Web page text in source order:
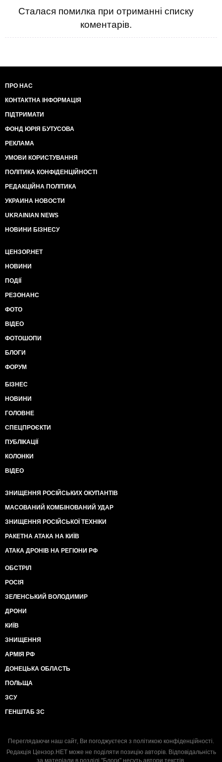
Сталася помилка при отриманні списку
коментарів.
ПРО НАС
КОНТАКТНА ІНФОРМАЦІЯ
ПІДТРИМАТИ
ФОНД ЮРІЯ БУТУСОВА
РЕКЛАМА
УМОВИ КОРИСТУВАННЯ
ПОЛІТИКА КОНФІДЕНЦІЙНОСТІ
РЕДАКЦІЙНА ПОЛІТИКА
УКРАИНА НОВОСТИ
UKRAINIAN NEWS
НОВИНИ БІЗНЕСУ
ЦЕНЗОР.НЕТ
НОВИНИ
ПОДІЇ
РЕЗОНАНС
ФОТО
ВІДЕО
ФОТОШОПИ
БЛОГИ
ФОРУМ
БІЗНЕС
НОВИНИ
ГОЛОВНЕ
СПЕЦПРОЄКТИ
ПУБЛІКАЦІЇ
КОЛОНКИ
ВІДЕО
ЗНИЩЕННЯ РОСІЙСЬКИХ ОКУПАНТІВ
МАСОВАНИЙ КОМБІНОВАНИЙ УДАР
ЗНИЩЕННЯ РОСІЙСЬКОЇ ТЕХНІКИ
РАКЕТНА АТАКА НА КИЇВ
АТАКА ДРОНІВ НА РЕГІОНИ РФ
ОБСТРІЛ
РОСІЯ
ЗЕЛЕНСЬКИЙ ВОЛОДИМИР
ДРОНИ
КИЇВ
ЗНИЩЕННЯ
АРМІЯ РФ
ДОНЕЦЬКА ОБЛАСТЬ
ПОЛЬЩА
ЗСУ
ГЕНШТАБ ЗС
Переглядаючи наш сайт, Ви погоджуєтеся з політикою конфіденційності.
Редакція Цензор.НЕТ може не поділяти позицію авторів. Відповідальність